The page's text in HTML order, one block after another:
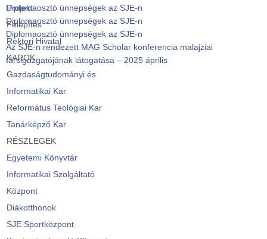
Projekt
Felépítés
Rektori Hivatal
KAROK
Gazdaságtudományi és
Informatikai Kar
Református Teológiai Kar
Tanárképző Kar
RÉSZLEGEK
Egyetemi Könyvtár
Informatikai Szolgáltató
Központ
Diákotthonok
SJE Sportközpont
Diplomaosztó ünnepségek az SJE-n
Diplomaosztó ünnepségek az SJE-n
Diplomaosztó ünnepségek az SJE-n
Az SJE-n rendezett MAG Scholar konferencia malajziai
társigazgatójának látogatása – 2025 április